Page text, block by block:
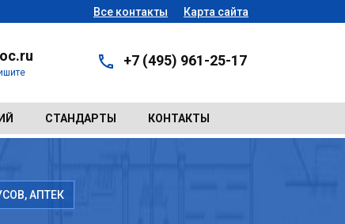
Все контакты Карта сайта
+7 (495) 961-25-17
СТАНДАРТЫ КОНТАКТЫ
АПТЕК